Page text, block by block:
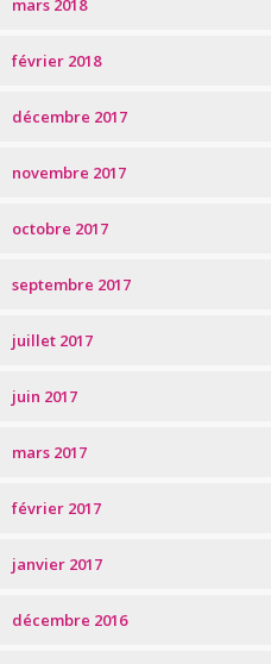
mars 2018
février 2018
décembre 2017
novembre 2017
octobre 2017
septembre 2017
juillet 2017
juin 2017
mars 2017
février 2017
janvier 2017
décembre 2016